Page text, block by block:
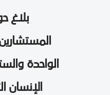
بلاغ
الواحدة
الإنسان